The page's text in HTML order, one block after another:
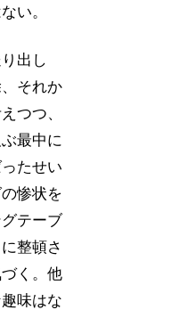
い。
出し
それか
つつ、
最中に
たせい
惨状を
テーブ
整頓さ
く。他
味はな